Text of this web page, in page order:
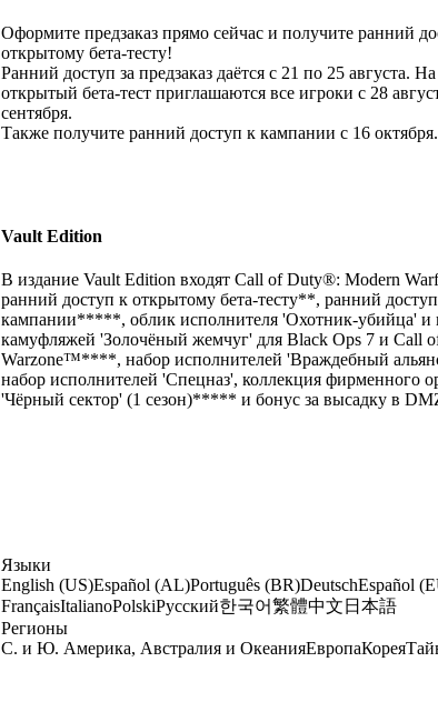
Оформите предзаказ прямо сейчас и получите ранний
открытому бета-тесту!
Ранний доступ за предзаказ даётся с 21 по 25 августа. На
открытый бета-тест приглашаются все игроки с 28
сентября.
Также получите ранний доступ к кампании с 16 октября.
Vault Edition
В издание Vault Edition входят Call of Duty®: Modern
ранний доступ к открытому бета-тесту**, ранний
кампании*****, облик исполнителя 'Охотник-убийца' и
камуфляжей 'Золочёный жемчуг' для Black Ops 7 и Call
Warzone™****, набор исполнителей 'Враждебный
набор исполнителей 'Спецназ', коллекция фирменного
'Чёрный сектор' (1 сезон)***** и бонус за высадку в
Языки
English (US)Español (AL)Português (BR)DeutschEspañol
FrançaisItalianoPolskiРусский한국어繁體中文 日本語
Регионы
С. и Ю. Америка, Австралия и ОкеанияЕвропаКорея